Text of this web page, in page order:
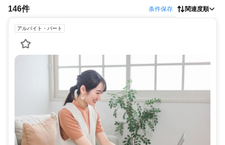
146件 条件保存 関連度順
アルバイト・パート